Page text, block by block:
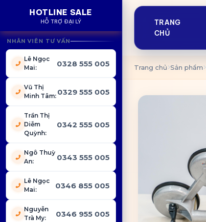
HOTLINE SALE
HỖ TRỢ ĐẠI LÝ
NHÂN VIÊN TƯ VẤN
Lê Ngọc
Mai: 0328 555 005
Vũ Thị
Minh Tâm: 0329 555 005
Trần Thị
Diễm
Quỳnh:
0342 555 005
Ngô Thuỳ
An: 0343 555 005
Lê Ngọc
Mai: 0346 855 005
Nguyễn
Trà My: 0346 955 005
TRANG
CHỦ
Trang chủ Sản phẩm